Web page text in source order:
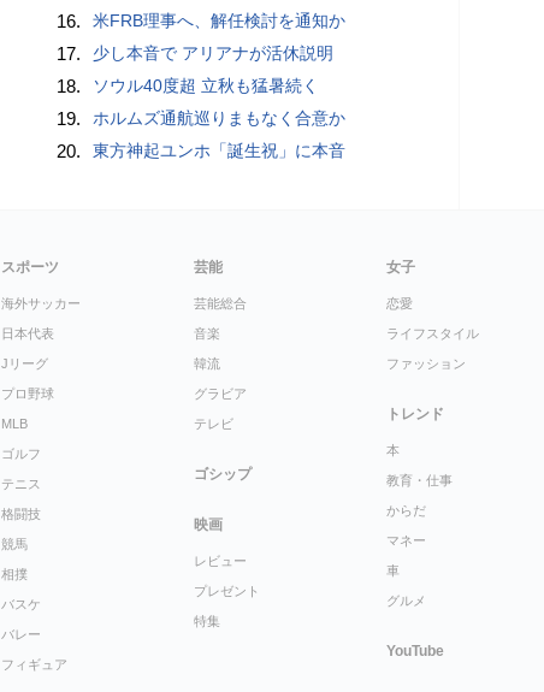
16. 米FRB理事へ、解任検討を通知か
17. 少し本音で アリアナが活休説明
18. ソウル40度超 立秋も猛暑続く
19. ホルムズ通航巡りまもなく合意か
20. 東方神起ユンホ「誕生祝」に本音
スポーツ
海外サッカー
日本代表
Jリーグ
プロ野球
MLB
ゴルフ
テニス
格闘技
競馬
相撲
バスケ
バレー
フィギュア
芸能
芸能総合
音楽
韓流
グラビア
テレビ
ゴシップ
映画
レビュー
プレゼント
特集
女子
恋愛
ライフスタイル
ファッション
トレンド
本
教育・仕事
からだ
マネー
車
グルメ
YouTube